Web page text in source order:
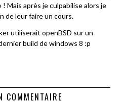
! Mais après je culpabilise alors je
de leur faire un cours.
utiliserait openBSD sur un
build de windows 8 :p
COMMENTAIRE